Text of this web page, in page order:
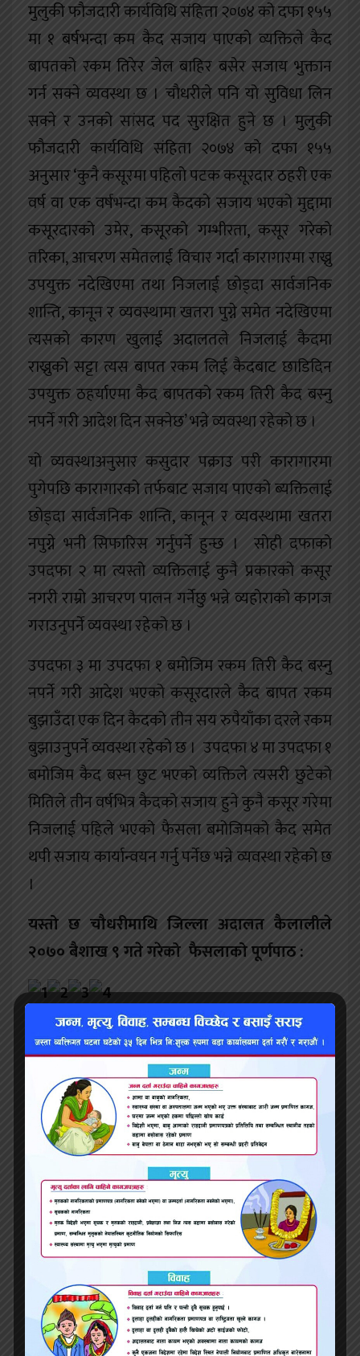
मुलुकी फौजदारी कार्यविधि संहिता २०७४ को दफा १५५
मा १ बर्षभन्दा कम कैद सजाय पाएको व्यक्तिले कैद
बापतको रकम तिरेर जेल बाहिर बसेर सजाय भुक्तान
गर्न सक्ने व्यवस्था छ । चौधरीले पनि यो सुविधा लिन
सक्ने र उनको सांसद पद सुरक्षित हुने छ । मुलुकी
फौजदारी कार्यविधि संहिता २०७४ को दफा १५५
अनुसार ‘कुनै कसूरमा पहिलो पटक कसूरदार ठहरी एक
वर्ष वा एक वर्षभन्दा कम कैदको सजाय भएको मुद्दामा
कसूरदारको उमेर, कसूरको गम्भीरता, कसूर गरेको
तरिका, आचरण समेतलाई विचार गर्दा कारागारमा राख्नु
उपयुक्त नदेखिएमा तथा निजलाई छोड्दा सार्वजनिक
शान्ति, कानून र व्यवस्थामा खतरा पुग्ने समेत नदेखिएमा
त्यसको कारण खुलाई अदालतले निजलाई कैदमा
राख्नुको सट्टा त्यस बापत रकम लिई कैदबाट छाडिदिन
उपयुक्त ठहर्याएमा कैद बापतको रकम तिरी कैद बस्नु
नपर्ने गरी आदेश दिन सक्नेछ’ भन्ने व्यवस्था रहेको छ ।
यो व्यवस्थाअनुसार कसुदार पक्राउ परी कारागारमा
पुगेपछि कारागारको तर्फबाट सजाय पाएको ब्यक्तिलाई
छोड्दा सार्वजनिक शान्ति, कानून र व्यवस्थामा खतरा
नपुग्ने भनी सिफारिस गर्नुपर्ने हुन्छ । सोही दफाको
उपदफा २ मा त्यस्तो व्यक्तिलाई कुनै प्रकारको कसूर
नगरी राम्रो आचरण पालन गर्नेछु भन्ने व्यहोराको कागज
गराउनुपर्ने व्यवस्था रहेको छ ।
उपदफा ३ मा उपदफा १ बमोजिम रकम तिरी कैद बस्नु
नपर्ने गरी आदेश भएको कसूरदारले कैद बापत रकम
बुझाउँदा एक दिन कैदको तीन सय रुपैयाँका दरले रकम
बुझाउनुपर्ने व्यवस्था रहेको छ । उपदफा ४ मा उपदफा १
बमोजिम कैद बस्न छुट भएको व्यक्तिले त्यसरी छुटेको
मितिले तीन वर्षभित्र कैदको सजाय हुने कुनै कसूर गरेमा
निजलाई पहिले भएको फैसला बमोजिमको कैद समेत
थपी सजाय कार्यान्वयन गर्नु पर्नेछ भन्ने व्यवस्था रहेको छ
।
यस्तो छ चौधरीमाथि जिल्ला अदालत कैलालीले
२०७० बैशाख ९ गते गरेको फैसलाको पूर्णपाठ :
यो खबर पढेर तपाईलाई कस्तो
महसुस भयो ?
भ्वाइस खबर २०७९ माघ १९, बिहीबार १३:११